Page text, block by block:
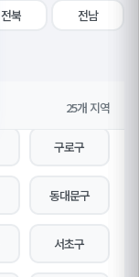
전북 전남
25개 지역
강북구
구로구
동대문구
서초구